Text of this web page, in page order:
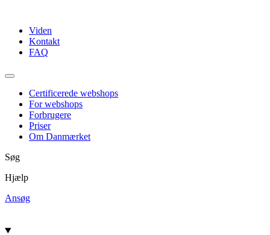
indholdViden
Kontakt
FAQ
Certificerede webshops
For webshops
Forbrugere
Priser
Om Danmærket
Søg
Hjælp
Ansøg